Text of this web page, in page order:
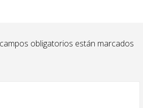
obligatorios están marcados